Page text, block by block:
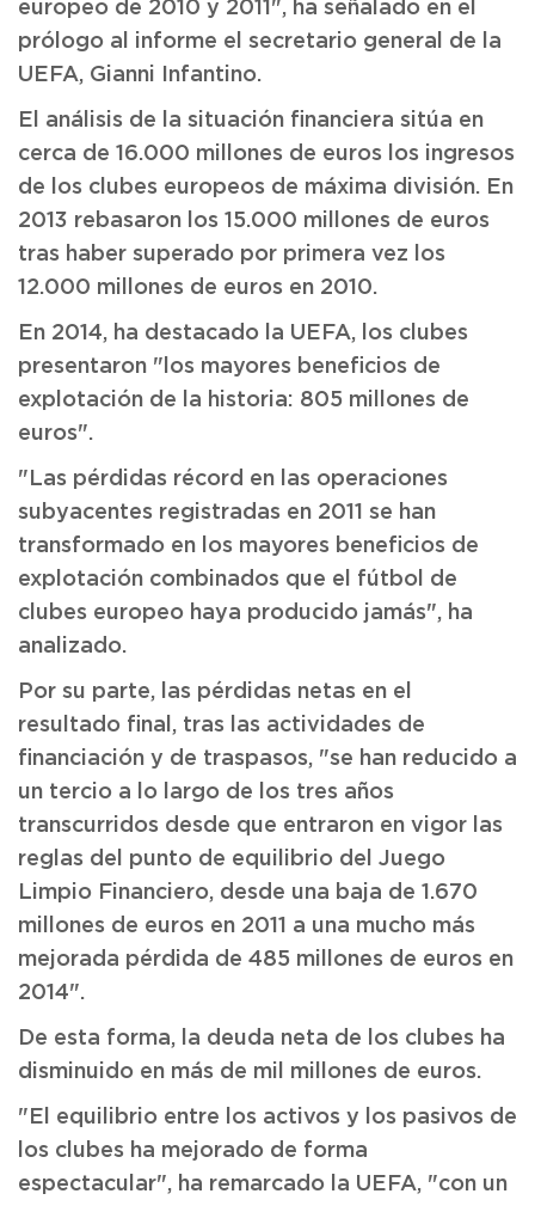
europeo de 2010 y 2011", ha señalado en el
prólogo al informe el secretario general de la
UEFA, Gianni Infantino.
El análisis de la situación financiera sitúa en
cerca de 16.000 millones de euros los ingresos
de los clubes europeos de máxima división. En
2013 rebasaron los 15.000 millones de euros
tras haber superado por primera vez los
12.000 millones de euros en 2010.
En 2014, ha destacado la UEFA, los clubes
presentaron "los mayores beneficios de
explotación de la historia: 805 millones de
euros".
"Las pérdidas récord en las operaciones
subyacentes registradas en 2011 se han
transformado en los mayores beneficios de
explotación combinados que el fútbol de
clubes europeo haya producido jamás", ha
analizado.
Por su parte, las pérdidas netas en el
resultado final, tras las actividades de
financiación y de traspasos, "se han reducido a
un tercio a lo largo de los tres años
transcurridos desde que entraron en vigor las
reglas del punto de equilibrio del Juego
Limpio Financiero, desde una baja de 1.670
millones de euros en 2011 a una mucho más
mejorada pérdida de 485 millones de euros en
2014".
De esta forma, la deuda neta de los clubes ha
disminuido en más de mil millones de euros.
"El equilibrio entre los activos y los pasivos de
los clubes ha mejorado de forma
espectacular", ha remarcado la UEFA, "con un